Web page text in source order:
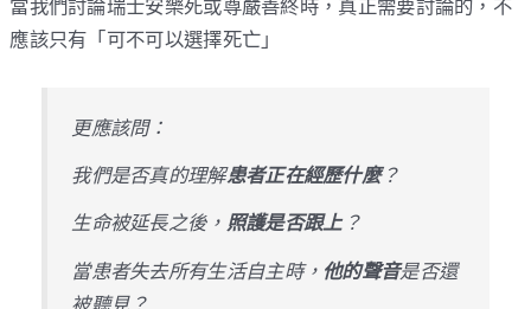
當我們討論瑞士安樂死或尊嚴善終時，真正需要討論的，不
應該只有「可不可以選擇死亡」
更應該問：
我們是否真的理解患者正在經歷什麼？
生命被延長之後， 照護是否跟上？
當患者失去所有生活自主時， 他的聲音是否還
被聽見？